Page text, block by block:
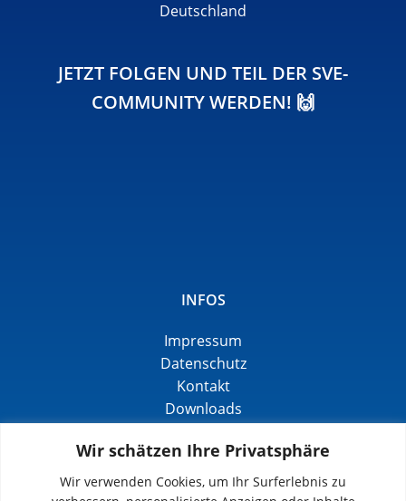
Wir schätzen Ihre Privatsphäre
Wir verwenden Cookies, um Ihr Surferlebnis zu
Deutschland
JETZT FOLGEN UND TEIL DER SVE-
COMMUNITY WERDEN! 🙌
INFOS
Impressum
Datenschutz
Kontakt
Downloads